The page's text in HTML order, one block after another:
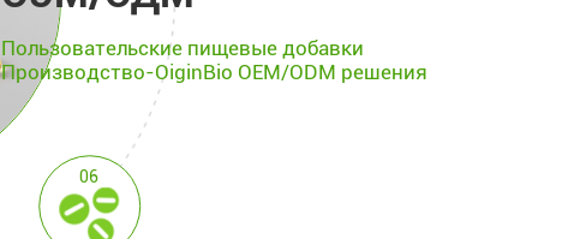
Пользовательские пищевые добавки
Производство-OiginBio OEM/ODM решения
06